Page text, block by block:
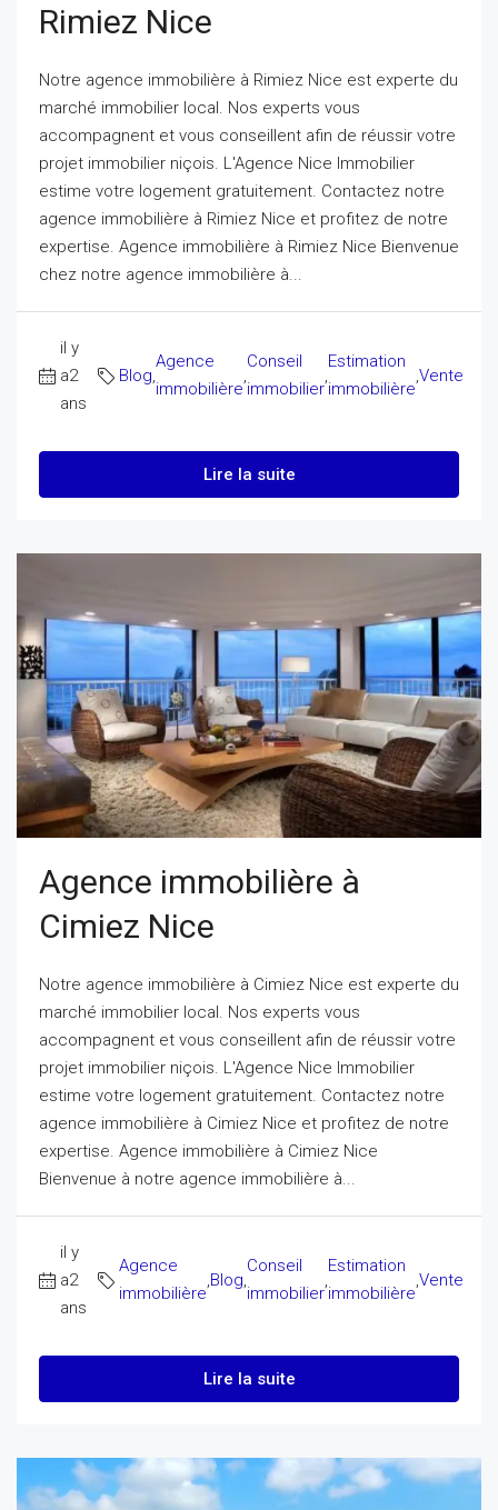
Rimiez Nice
Notre agence immobilière à Rimiez Nice est experte du
marché immobilier local. Nos experts vous
accompagnent et vous conseillent afin de réussir votre
projet immobilier niçois. L'Agence Nice Immobilier
estime votre logement gratuitement. Contactez notre
agence immobilière à Rimiez Nice et profitez de notre
expertise. Agence immobilière à Rimiez Nice Bienvenue
chez notre agence immobilière à...
il y
a2
ans
Blog,
Agence
immobilière
,
Conseil
immobilier
,
Estimation
immobilière
,Vente
Lire la suite
Agence immobilière à
Cimiez Nice
Notre agence immobilière à Cimiez Nice est experte du
marché immobilier local. Nos experts vous
accompagnent et vous conseillent afin de réussir votre
projet immobilier niçois. L'Agence Nice Immobilier
estime votre logement gratuitement. Contactez notre
agence immobilière à Cimiez Nice et profitez de notre
expertise. Agence immobilière à Cimiez Nice
Bienvenue à notre agence immobilière à...
il y
a2
ans
Agence
immobilière
,Blog,
Conseil
immobilier
,
Estimation
immobilière
,Vente
Lire la suite